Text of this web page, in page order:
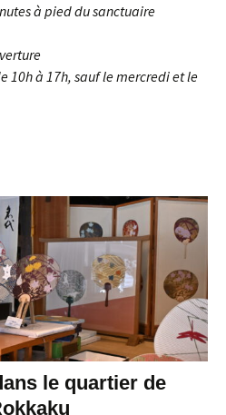
à pied du sanctuaire
10h à 17h, sauf le mercredi et le
le quartier de